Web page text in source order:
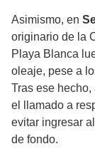
Asimismo, en
originario de la
Playa Blanca
oleaje, pese a
Tras ese
el llamado a
evitar ingresar
de fondo.